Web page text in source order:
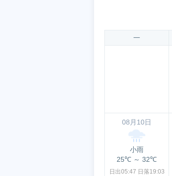
一
08月10日
小雨
25℃ ～ 32℃
日出05:47 日落19:03